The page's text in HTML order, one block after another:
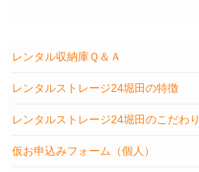
レンタル収納庫Ｑ＆Ａ
レンタルストレージ24堀田の特徴
レンタルストレージ24堀田のこだわり
仮お申込みフォーム（個人）